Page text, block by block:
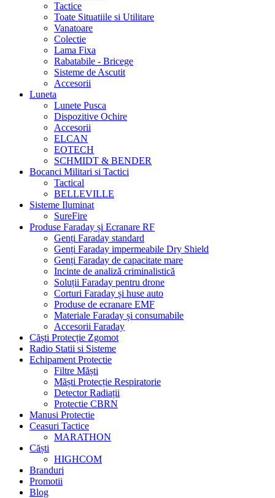
Tactice
Toate Situatiile si Utilitare
Vanatoare
Colectie
Lama Fixa
Rabatabile - Bricege
Sisteme de Ascutit
Accesorii
Luneta
Lunete Pusca
Dispozitive Ochire
Accesorii
ELCAN
EOTECH
SCHMIDT & BENDER
Bocanci Militari si Tactici
Tactical
BELLEVILLE
Sisteme Iluminat
SureFire
Produse Faraday și Ecranare RF
Genți Faraday standard
Genți Faraday impermeabile Dry Shield
Genți Faraday de capacitate mare
Incinte de analiză criminalistică
Soluții Faraday pentru drone
Corturi Faraday și huse auto
Produse de ecranare EMF
Materiale Faraday și consumabile
Accesorii Faraday
Căști Protecție Zgomot
Radio Statii si Sisteme
Echipament Protectie
Filtre Măști
Măști Protecție Respiratorie
Detector Radiații
Protectie CBRN
Manusi Protectie
Ceasuri Tactice
MARATHON
Căști
HIGHCOM
Branduri
Promotii
Blog